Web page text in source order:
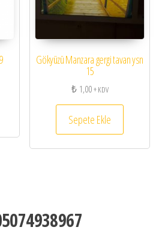
Gökyüzü Manzara gergi tavan ysn
15
₺1,00+ KDV
Sepete Ekle